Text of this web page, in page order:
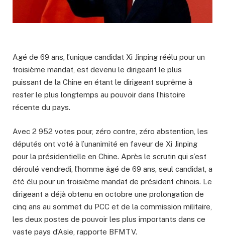
Agé de 69 ans, l’unique candidat Xi Jinping réélu pour un
troisième mandat, est devenu le dirigeant le plus
puissant de la Chine en étant le dirigeant suprême à
rester le plus longtemps au pouvoir dans l’histoire
récente du pays.
Avec 2 952 votes pour, zéro contre, zéro abstention, les
députés ont voté à l’unanimité en faveur de Xi Jinping
pour la présidentielle en Chine. Après le scrutin qui s’est
déroulé vendredi, l’homme âgé de 69 ans, seul candidat, a
été élu pour un troisième mandat de président chinois. Le
dirigeant a déjà obtenu en octobre une prolongation de
cinq ans au sommet du PCC et de la commission militaire,
les deux postes de pouvoir les plus importants dans ce
vaste pays d’Asie, rapporte BFMTV.